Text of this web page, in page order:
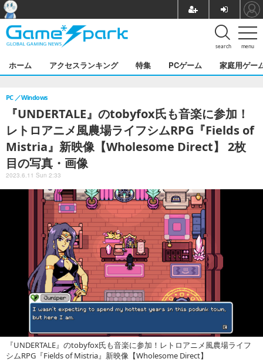
menu
search
ホーム アクセスランキング 特集 PCゲーム 家庭用ゲー
『UNDERTALE』のtobyfox氏も音楽に参加！
レトロアニメ風農場ライフシムRPG『Fields of
Mistria』新映像【Wholesome Direct】 2枚
目の写真・画像
PC Windows
2023.6.11 Sun 2:33
『UNDERTALE』のtobyfox氏も音楽に参加！レトロアニメ風農場ライフ
シムRPG『Fields of Mistria』新映像【Wholesome Direct】